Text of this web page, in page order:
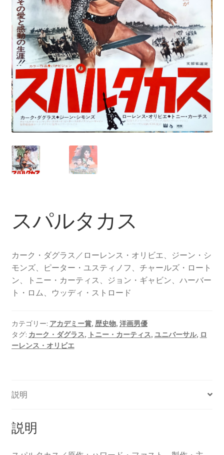
スパルタカス
カーク・ダグラス／ローレンス・オリビエ、ジーン・シ
モンズ、ピーター・ユスティノフ、チャールズ・ロート
ン、トニー・カーティス、ジョン・ギャビン、ハーバー
ト・ロム、ウッディ・ストロード
カテゴリー: アカデミー賞, 歴史物, 洋画男優
タグ: カーク・ダグラス, トニー・カーティス, ユニバーサル, ロ
ーレンス・オリビエ
説明
説明